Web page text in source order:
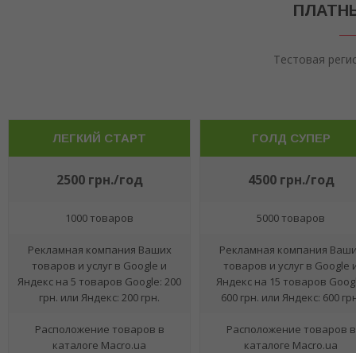
Тестовая
ЛЕГКИЙ СТАРТ
2500 грн./год
1000 товаров
Рекламная компания Ваших
товаров и услуг в Google и
Яндекс на 5 товаров Google: 200
грн. или Яндекс: 200 грн.
Расположение товаров в
каталоге Macro.ua
ГОЛД СУПЕР
4500 грн./год
5000 товаров
Рекламная компания
товаров и услуг в Google
Яндекс на 15 товаров
600 грн. или Яндекс: 600
Расположение товаров в
каталоге Macro.ua